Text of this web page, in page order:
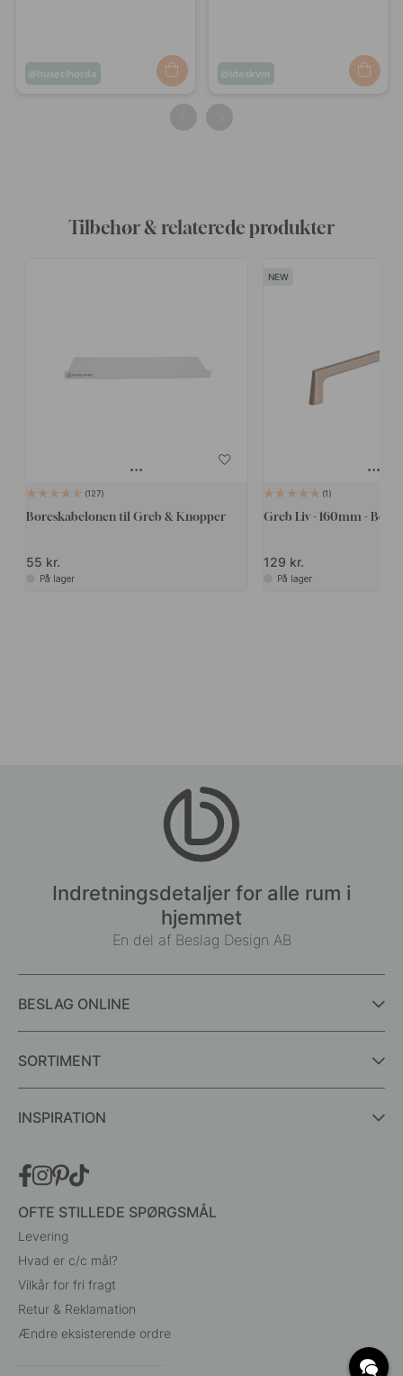
Opslag
husetihorda
Opslag
idaskvm
Tilbehør & relaterede produkter
127
Boreskabelonen til Greb & Knopper
55 kr.
På lager
1
Greb Liv - 160mm -
129 kr.
På lager
Indretningsdetaljer for alle rum i
hjemmet
En del af Beslag Design AB
BESLAG ONLINE
SORTIMENT
INSPIRATION
OFTE STILLEDE SPØRGSMÅL
Levering
Hvad er c/c mål?
Vilkår for fri fragt
Retur & Reklamation
Ændre eksisterende ordre